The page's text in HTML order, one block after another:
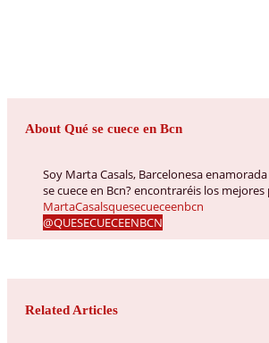
About Qué se cuece en Bcn
Soy Marta Casals, Barcelonesa
se cuece en Bcn? encontraréis los
MartaCasalsquesecueceenbcn
@QUESECUECEENBCN
Related Articles